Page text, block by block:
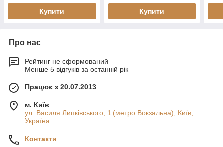
Купити Купити
Про нас
Рейтинг не сформований
Менше 5 відгуків за останній рік
Працює з 20.07.2013
м. Київ
ул. Василя Липківського, 1 (метро Вокзальна), Київ,
Україна
Контакти